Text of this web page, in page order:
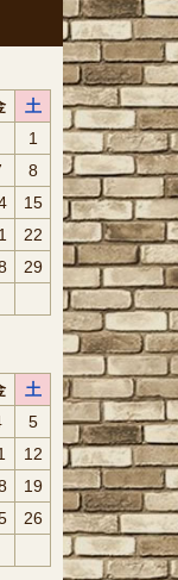
土
1
8
15
22
29
土
5
12
19
26